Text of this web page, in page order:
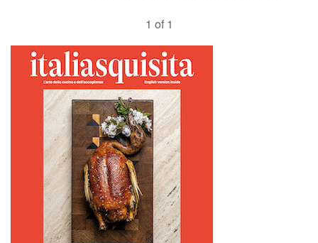
1 of 1